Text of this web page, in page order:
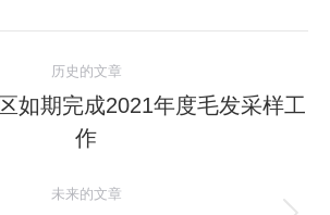
历史的文章
历
史
如期完成2021年度毛发采样工
作
未来的文章